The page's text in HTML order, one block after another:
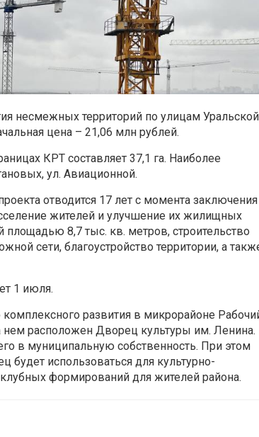
несмежных территорий по улицам
цена – 21,06 млн рублей.
КРТ составляет 37,1 га. Наиболее
ул. Авиационной.
отводится 17 лет с момента заключения
жителей и улучшение их жилищных
площадью 8,7 тыс. кв. метров, строительство
сети, благоустройство территории, а
1 июля.
развития в микрорайоне
нем расположен Дворец культуры им. Ленина.
в муниципальную собственность. При этом
использоваться для культурно-
формирований для жителей района.